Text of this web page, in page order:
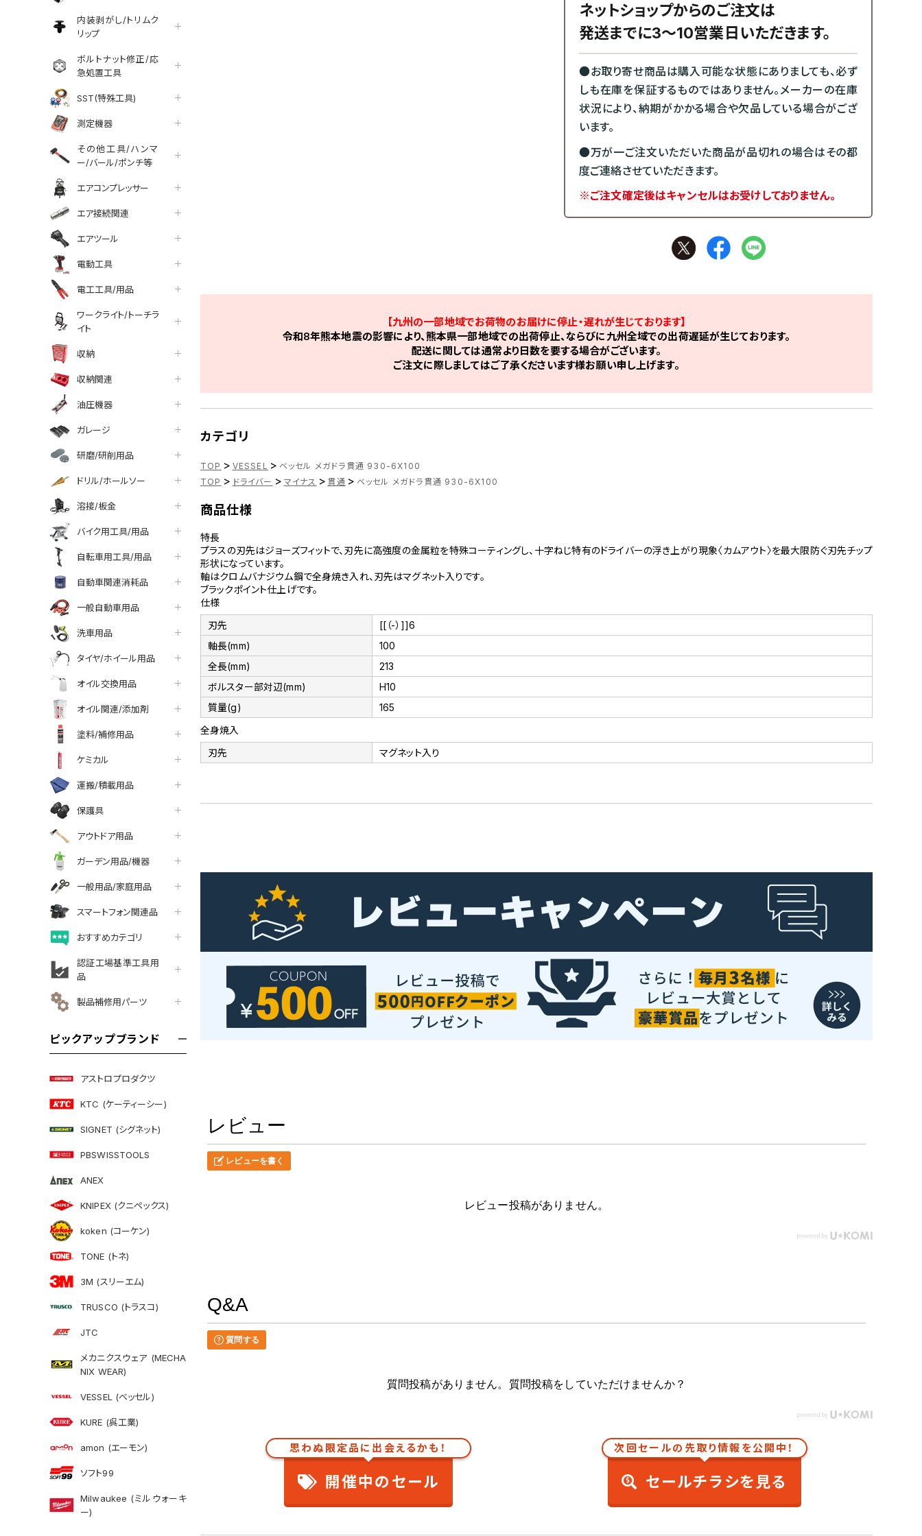
内装剥がし/トリムク
リップ
ボルトナット修正/応
急処置工具
SST(特殊工具)
測定機器
その他工具/ハンマ
ー/バール/ポンチ等
エアコンプレッサー
エア接続関連
エアツール
電動工具
電工工具/用品
ワークライト/トーチラ
イト
収納
収納関連
油圧機器
ガレージ
研磨/研削用品
ドリル/ホールソー
溶接/板金
バイク用工具/用品
自転車用工具/用品
自動車関連消耗品
一般自動車用品
洗車用品
タイヤ/ホイール用品
オイル交換用品
オイル関連/添加剤
塗料/補修用品
ケミカル
運搬/積載用品
保護具
アウトドア用品
ガーデン用品/機器
一般用品/家庭用品
スマートフォン関連品
おすすめカテゴリ
認証工場基準工具用
品
製品補修用パーツ
ピックアップブランド
アストロプロダクツ
KTC (ケーティーシー)
SIGNET (シグネット)
PBSWISSTOOLS
ANEX
KNIPEX (クニペックス)
koken (コーケン)
TONE (トネ)
3M (スリーエム)
TRUSCO (トラスコ)
JTC
メカニクスウェア (MECHA
NIX WEAR)
VESSEL (ベッセル)
KURE (呉工業)
amon (エーモン)
ソフト99
Milwaukee (ミルウォーキ
ー)
ネットショップからのご注文は
発送までに3～10営業日いただきます。
●お取り寄せ商品は購入可能な状態にありましても、必ず
しも在庫を保証するものではありません。メーカーの在庫
状況により、納期がかかる場合や欠品している場合がござ
います。
●万が一ご注文いただいた商品が品切れの場合はその都
度ご連絡させていただきます。
※ご注文確定後はキャンセルはお受けしておりません。
facebook
line
【九州の一部地域でお荷物のお届けに停止・遅れが生じております】
令和8年熊本地震の影響により、熊本県一部地域での出荷停止、ならびに九州全域での出荷遅延が生じております。
配送に関しては通常より日数を要する場合がございます。
ご注文に際しましてはご了承くださいます様お願い申し上げます。
カテゴリ
TOP > VESSEL > ベッセル メガドラ貫通 930-6X100
TOP > ドライバー > マイナス > 貫通 > ベッセル メガドラ貫通 930-6X100
商品仕様
特長
プラスの刃先はジョーズフィットで、刃先に高強度の金属粒を特殊コーティングし、十字ねじ特有のドライバーの浮き上がり現象〈カムアウト〉を最大限防ぐ刃先チップ
形状になっています。
軸はクロムバナジウム鋼で全身焼き入れ、刃先はマグネット入りです。
ブラックポイント仕上げです。
仕様
刃先
[[（-）]]6
軸長(mm)
100
全長(mm)
213
ボルスター部対辺(mm)
H10
質量(g)
165
全身焼入
刃先
マグネット入り
レビュー
レビューを書く
レビュー投稿がありません。
Q&A
質問する
質問投稿がありません。質問投稿をしていただけませんか？
思わぬ限定品に出会えるかも！
開催中のセール
次回セールの先取り情報を公開中！
セールチラシを見る